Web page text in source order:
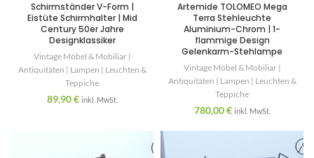
Schirmständer V-Form |
Eistüte Schirmhalter | Mid
Century 50er Jahre
Designklassiker
Vintage Möbel & Mobiliar |
Antiquitäten | Lampen | Leuchten &
Teppiche
89,90€ inkl. MwSt.
Artemide TOLOMEO Mega
Terra Stehleuchte
Aluminium-Chrom | 1-
flammige Design
Gelenkarm-Stehlampe
Vintage Möbel & Mobiliar |
Antiquitäten | Lampen | Leuchten &
Teppiche
780,00€ inkl. MwSt.